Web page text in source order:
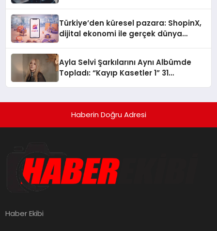
Türkiye’den küresel pazara: ShopinX,
dijital ekonomi ile gerçek dünya
Ayla Selvi Şarkılarını Aynı Albümde
Topladı: “Kayıp Kasetler 1” 31
Haberin Doğru Adresi
Haber Ekibi